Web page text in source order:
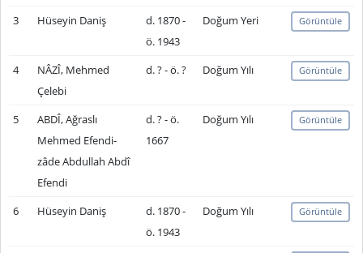
3 Hüseyin Daniş
d. 1870 -
ö. 1943
Doğum Yeri Görüntüle
4
NÂZÎ, Mehmed
Çelebi
d. ? - ö. ? Doğum Yılı Görüntüle
5
ABDÎ, Ağraslı
Mehmed Efendi-
zâde Abdullah Abdî
Efendi
d. ? - ö.
1667
Doğum Yılı Görüntüle
6 Hüseyin Daniş
d. 1870 -
ö. 1943
Doğum Yılı Görüntüle